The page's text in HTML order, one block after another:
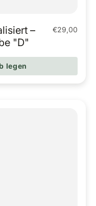
–
"D"
€29,00
legen